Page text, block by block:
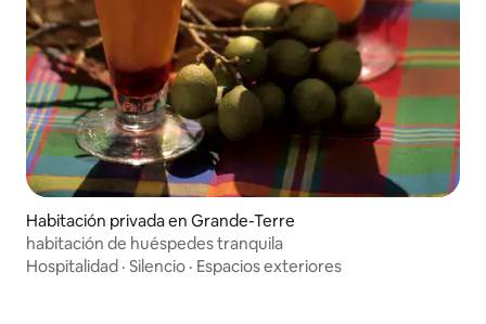
Habitación privada en Grande-Terre
habitación de huéspedes tranquila
Hospitalidad · Silencio · Espacios exteriores